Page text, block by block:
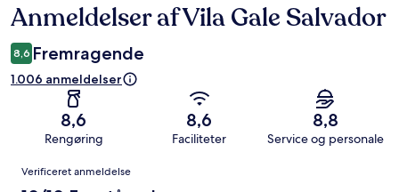
Anmeldelser
Anmeldelser af Vila Gale Salvador
8,6 Fremragende
1.006 anmeldelser
8,6
Rengøring
8,6
Faciliteter
8,8
Service og personale
Anmeldelser
Verificeret anmeldelse